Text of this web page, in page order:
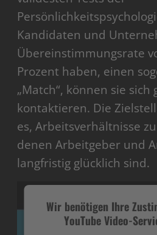
Kandidaten und
Übereinstimmungsrate
Prozent haben, einen
„Match“, können sie
kontaktieren. Die
es, Arbeitsverhältnisse
denen Arbeitgeber und
langfristig glücklich sind.
Wir benötigen Ihre
YouTube Video-